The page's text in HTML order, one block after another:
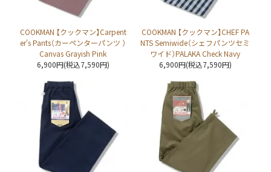
COOKMAN 【クックマン】Carpent
er's Pants（カーペンターパンツ ）
Canvas Grayish Pink
6,900円(税込7,590円)
COOKMAN 【クックマン】CHEF PA
NTS Semiwide（シェフパンツセミ
ワイド）PALAKA Check Navy
6,900円(税込7,590円)